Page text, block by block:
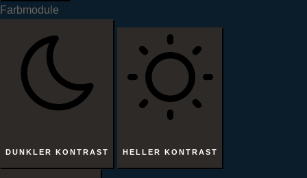
Farbmodule
DUNKLER KONTRAST HELLER KONTRAST